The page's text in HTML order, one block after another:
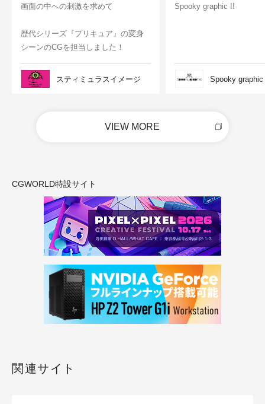
画面の中への刺激を求めて
歴代シリーズ『プリキュア』の変身
シーンのCGを担当しました！
スティミュラスイメージ
Spooky graphic !!
Spooky graphic
VIEW MORE
CGWORLD特設サイト
関連サイト